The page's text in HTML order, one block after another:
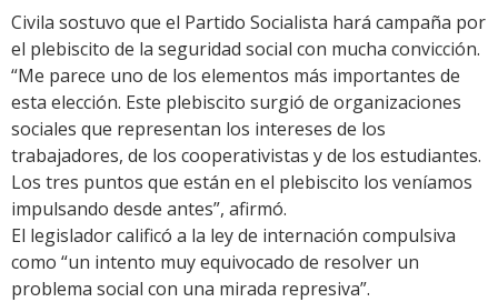
Civila sostuvo que el Partido Socialista hará campaña por
el plebiscito de la seguridad social con mucha convicción.
“Me parece uno de los elementos más importantes de
esta elección. Este plebiscito surgió de organizaciones
sociales que representan los intereses de los
trabajadores, de los cooperativistas y de los estudiantes.
Los tres puntos que están en el plebiscito los veníamos
impulsando desde antes”, afirmó.
El legislador calificó a la ley de internación compulsiva
como “un intento muy equivocado de resolver un
problema social con una mirada represiva”.